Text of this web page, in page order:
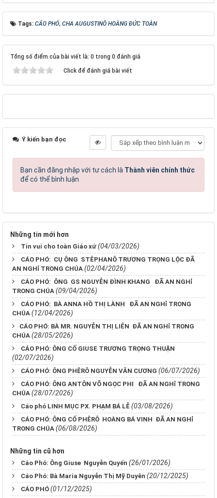
Tags: CÁO PHÓ, CHA AUGUSTINÔ HOÀNG ĐỨC TOÀN
Tổng số điểm của bài viết là: 0 trong 0 đánh giá
Click để đánh giá bài viết
Ý kiến bạn đọc
Bạn cần đăng nhập với tư cách là Thành viên chính thức
để có thể bình luận
Những tin mới hơn
Tin vui cho toàn Giáo xứ (04/03/2026)
CÁO PHÓ: CỤ ÔNG STÊPHANÔ TRƯƠNG TRỌNG LỘC ĐÃ
AN NGHỉ TRONG CHÚA (02/04/2026)
CÁO PHÓ: ÔNG GS NGUYỄN ĐÌNH KHANG ĐÃ AN NGHỉ
TRONG CHÚA (09/04/2026)
CÁO PHÓ: BÀ ANNA HỒ THỊ LÀNH ĐÃ AN NGHỉ TRONG
CHÚA (12/04/2026)
​​​​​​​CÁO PHÓ: BÀ MR. NGUYỄN THỊ LIÊN ĐÃ AN NGHỉ TRONG
CHÚA (28/05/2026)
CÁO PHÓ: ÔNG CỐ GIUSE TRƯƠNG TRỌNG THUẬN
(02/07/2026)
CÁO PHÓ: ÔNG PHÊRÔ NGUYỄN VĂN CƯƠNG (06/07/2026)
CÁO PHÓ: ÔNG ANTÔN VÕ NGỌC PHI ĐÃ AN NGHỉ TRONG
CHÚA (28/07/2026)
Cáo phó LINH MỤC PX. PHẠM BÁ LỄ (03/08/2026)
CÁO PHÓ: ÔNG CỐ PHÊRÔ HOÀNG BÁ VINH ĐÃ AN NGHỉ
TRONG CHÚA (06/08/2026)
Những tin cũ hơn
Cáo Phó: Ông Giuse Nguyễn Quyến (26/01/2026)
Cáo Phó: Bà Maria Nguyễn Thị Mỹ Duyên (20/12/2025)
CÁO PHÓ (01/12/2025)